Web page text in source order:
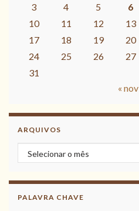
3
4 5 6
10
11 12 13
17
18 19 20
24
25 26 27
31
« nov
ARQUIVOS
Arquivos
PALAVRA CHAVE